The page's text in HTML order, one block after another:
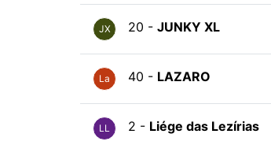
JX 20 - JUNKY XL
La 40 - LAZARO
LL 2 - Liége das Lezírias